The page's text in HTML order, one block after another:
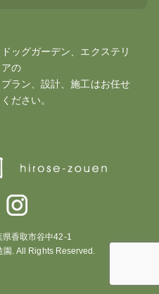
ドッグガーデン、エクステリ
アの
プラン、設計、施工はお任せ
ください。
香取市谷中42-1
. All Rights Reserved.